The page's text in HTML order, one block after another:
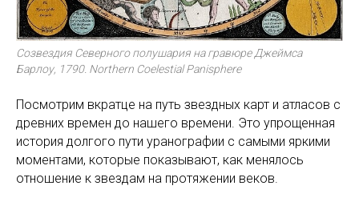
Созвездия Северного полушария на гравюре Джеймса
Барлоу, 1790. Northern Coelestial Panisphere
Посмотрим вкратце на путь звездных карт и атласов с
древних времен до нашего времени. Это упрощенная
история долгого пути уранографии с самыми яркими
моментами, которые показывают, как менялось
отношение к звездам на протяжении веков.